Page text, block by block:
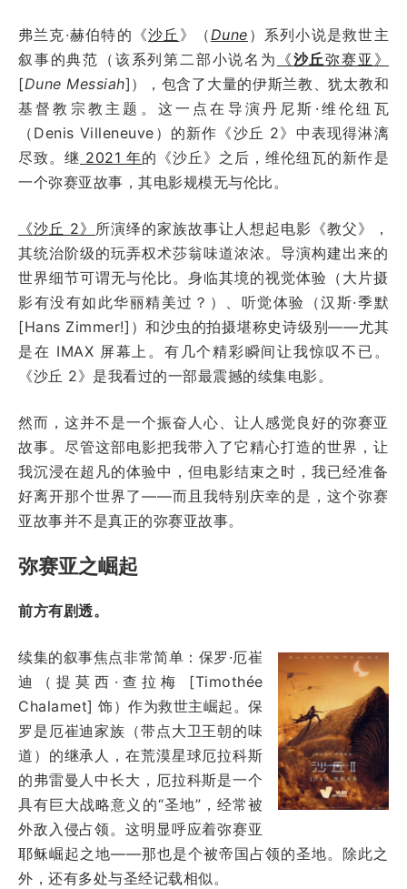
弗兰克·赫伯特的《沙丘 》（ Dune ）系列小说是救世主
叙事的典范（该系列第二部小说名为 《沙丘弥赛亚》
[Dune Messiah]），包含了大量的伊斯兰教、犹太教和
基督教宗教主题。这一点在导演丹尼斯·维伦纽瓦
（Denis Villeneuve）的新作《沙丘 2》中表现得淋漓
尽致。继 2021 年的《沙丘》之后，维伦纽瓦的新作是
一个弥赛亚故事，其电影规模无与伦比。
《沙丘 2》 所演绎的家族故事让人想起电影《教父》，
其统治阶级的玩弄权术莎翁味道浓浓。导演构建出来的
世界细节可谓无与伦比。身临其境的视觉体验（大片摄
影有没有如此华丽精美过？）、听觉体验（汉斯·季默
[Hans Zimmer!]）和沙虫的拍摄堪称史诗级别——尤其
是在 IMAX 屏幕上。有几个精彩瞬间让我惊叹不已。
《沙丘 2》是我看过的一部最震撼的续集电影。
然而，这并不是一个振奋人心、让人感觉良好的弥赛亚
故事。尽管这部电影把我带入了它精心打造的世界，让
我沉浸在超凡的体验中，但电影结束之时，我已经准备
好离开那个世界了——而且我特别庆幸的是，这个弥赛
亚故事并不是真正的弥赛亚故事。
弥赛亚之崛起
前方有剧透。
续集的叙事焦点非常简单：保罗·厄崔
迪（提莫西·查拉梅 [Timothée
Chalamet] 饰）作为救世主崛起。保
罗是厄崔迪家族（带点大卫王朝的味
道）的继承人，在荒漠星球厄拉科斯
的弗雷曼人中长大，厄拉科斯是一个
具有巨大战略意义的“圣地”，经常被
外敌入侵占领。这明显呼应着弥赛亚
耶稣崛起之地——那也是个被帝国占领的圣地。除此之
外，还有多处与圣经记载相似。